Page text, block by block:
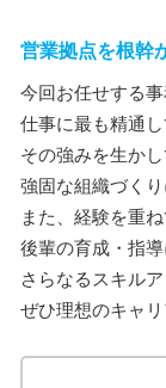
営業拠点を根幹
今回お任せする
仕事に最も精通し
その強みを生か
強固な組織づくり
また、経験を重
後輩の育成・指
さらなるスキルア
ぜひ理想のキャ